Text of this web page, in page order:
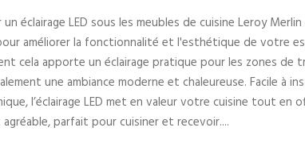
éclairage LED sous les meubles de cuisine Leroy
améliorer la fonctionnalité et l'esthétique de votre
cela apporte un éclairage pratique pour les zones de
une ambiance moderne et chaleureuse. Facile à
l’éclairage LED met en valeur votre cuisine tout en
parfait pour cuisiner et recevoir....